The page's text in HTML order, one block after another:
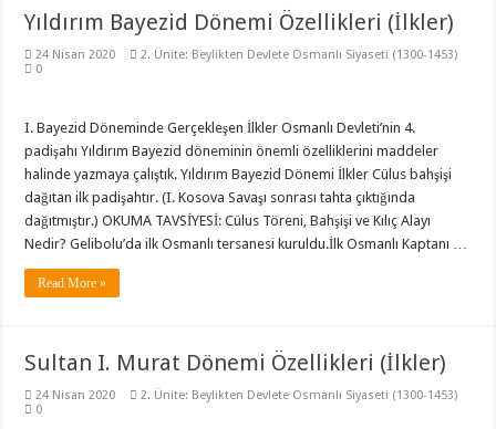
Yıldırım Bayezid Dönemi Özellikleri (İlkler)
24 Nisan 2020
2. Ünite: Beylikten Devlete Osmanlı Siyaseti (1300-1453)
0
I. Bayezid Döneminde Gerçekleşen İlkler Osmanlı Devleti’nin 4.
padişahı Yıldırım Bayezid döneminin önemli özelliklerini maddeler
halinde yazmaya çalıştık. Yıldırım Bayezid Dönemi İlkler Cülus bahşişi
dağıtan ilk padişahtır. (I. Kosova Savaşı sonrası tahta çıktığında
dağıtmıştır.) OKUMA TAVSİYESİ: Cülus Töreni, Bahşişi ve Kılıç Alayı
Nedir? Gelibolu’da ilk Osmanlı tersanesi kuruldu.İlk Osmanlı Kaptanı …
Read More »
Sultan I. Murat Dönemi Özellikleri (İlkler)
24 Nisan 2020
2. Ünite: Beylikten Devlete Osmanlı Siyaseti (1300-1453)
0